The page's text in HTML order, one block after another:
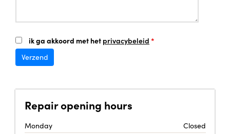
ik ga akkoord met het privacybeleid *
Repairopening hours
Monday
Closed